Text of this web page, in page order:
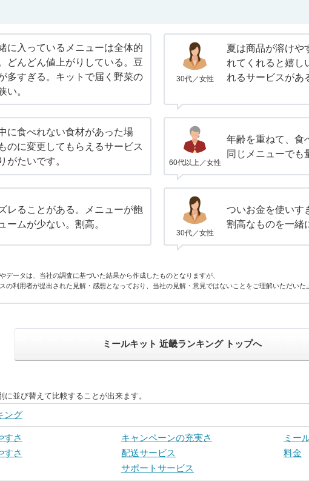
に入っているメニューは全体的
どんどん値上がりしている。豆
多すぎる。キットで届く野菜の
い。
30代／女性
夏は商品が溶けや
れてくれると嬉し
れるサービスがあ
に食べれない食材があった場
のに変更してもらえるサービス
がたいです。
60代以上／女性
年齢を重ねて、食
同じメニューでも
レることがある。メニューが飽
ームが少ない。割高。
30代／女性
ついお金を使いす
割高なものを一緒
データは、当社の調査に基づいた結果から作成したものとなりますが、
の利用者が提出された見解・感想となっており、当社の見解・意見ではないことをご理解いただいた
ミールキット 近畿ランキング トップへ
並び替えて比較することが出来ます。
ング
すさ キャンペーンの充実さ
ミー
すさ
配送サービス
料金
サポートサービス